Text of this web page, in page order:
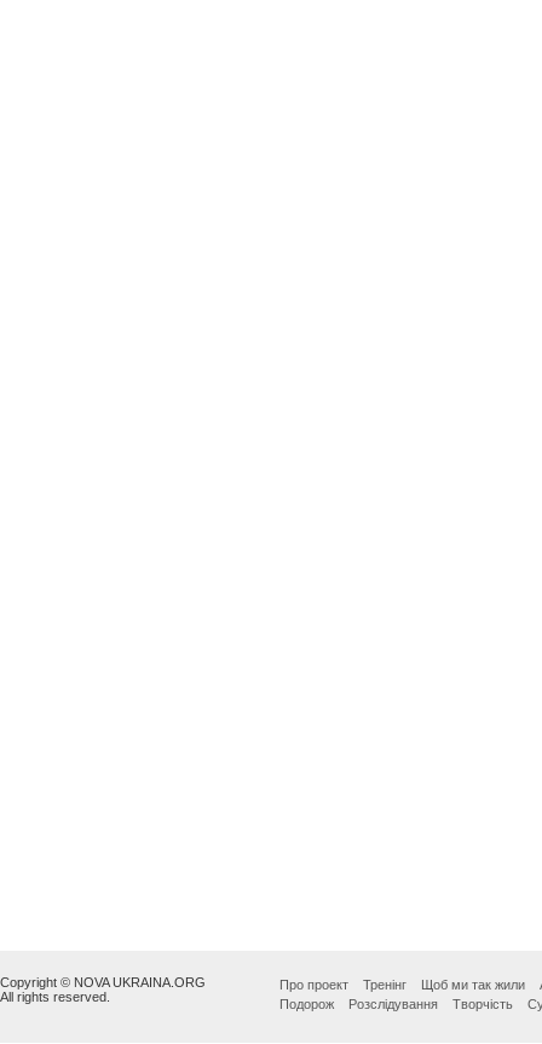
Copyright © NOVA UKRAINA.ORG
All rights reserved.
Про проект Тренінг Щоб ми так жили
Подорож
Розслідування Творчість